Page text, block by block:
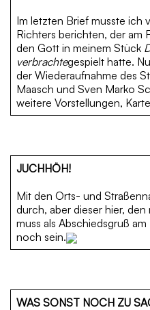
Im letzten Brief musste ich
Richters berichten, der am
den Gott in meinem Stück
verbrachtegespielt hatte.
der Wiederaufnahme des
Maasch und Sven Marko
weitere Vorstellungen,
JUCHHÖH!
Mit den Orts- und
durch, aber dieser hier,
muss als Abschiedsgruß
noch sein.
­WAS SONST NOCH ZU